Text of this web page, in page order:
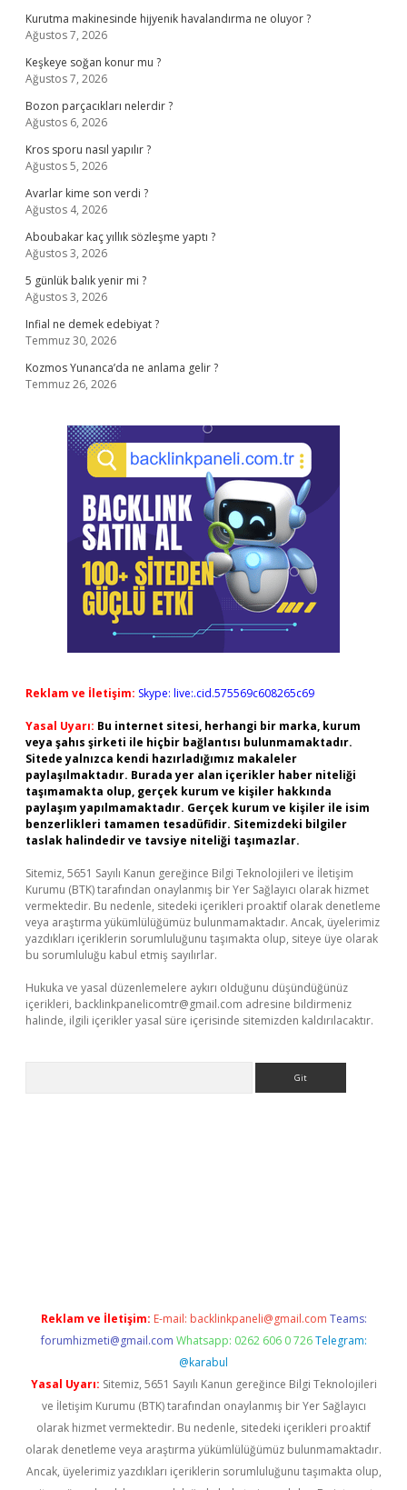
Kurutma makinesinde hijyenik havalandırma ne oluyor ?
Ağustos 7, 2026
Keşkeye soğan konur mu ?
Ağustos 7, 2026
Bozon parçacıkları nelerdir ?
Ağustos 6, 2026
Kros sporu nasıl yapılır ?
Ağustos 5, 2026
Avarlar kime son verdi ?
Ağustos 4, 2026
Aboubakar kaç yıllık sözleşme yaptı ?
Ağustos 3, 2026
5 günlük balık yenir mi ?
Ağustos 3, 2026
Infial ne demek edebiyat ?
Temmuz 30, 2026
Kozmos Yunanca’da ne anlama gelir ?
Temmuz 26, 2026
Reklam ve İletişim: Skype: live:.cid.575569c608265c69
Yasal Uyarı: Bu internet sitesi, herhangi bir marka, kurum
veya şahıs şirketi ile hiçbir bağlantısı bulunmamaktadır.
Sitede yalnızca kendi hazırladığımız makaleler
paylaşılmaktadır. Burada yer alan içerikler haber niteliği
taşımamakta olup, gerçek kurum ve kişiler hakkında
paylaşım yapılmamaktadır. Gerçek kurum ve kişiler ile isim
benzerlikleri tamamen tesadüfidir. Sitemizdeki bilgiler
taslak halindedir ve tavsiye niteliği taşımazlar.
Sitemiz, 5651 Sayılı Kanun gereğince Bilgi Teknolojileri ve İletişim
Kurumu (BTK) tarafından onaylanmış bir Yer Sağlayıcı olarak hizmet
vermektedir. Bu nedenle, sitedeki içerikleri proaktif olarak denetleme
veya araştırma yükümlülüğümüz bulunmamaktadır. Ancak, üyelerimiz
yazdıkları içeriklerin sorumluluğunu taşımakta olup, siteye üye olarak
bu sorumluluğu kabul etmiş sayılırlar.
Hukuka ve yasal düzenlemelere aykırı olduğunu düşündüğünüz
içerikleri, backlinkpanelicomtr@gmail.com adresine bildirmeniz
halinde, ilgili içerikler yasal süre içerisinde sitemizden kaldırılacaktır.
Reklam ve İletişim: E-mail: backlinkpaneli@gmail.com Teams:
forumhizmeti@gmail.com Whatsapp: 0262 606 0 726 Telegram:
@karabul
Yasal Uyarı: Sitemiz, 5651 Sayılı Kanun gereğince Bilgi Teknolojileri
ve İletişim Kurumu (BTK) tarafından onaylanmış bir Yer Sağlayıcı
olarak hizmet vermektedir. Bu nedenle, sitedeki içerikleri proaktif
olarak denetleme veya araştırma yükümlülüğümüz bulunmamaktadır.
Ancak, üyelerimiz yazdıkları içeriklerin sorumluluğunu taşımakta olup,